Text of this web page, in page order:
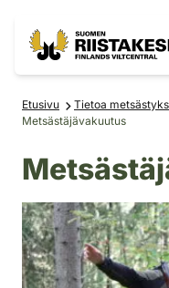
Etusivu Tietoa
Metsästäjävakuutus